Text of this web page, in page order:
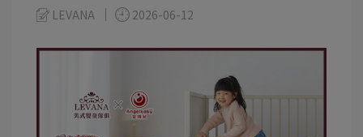
LEVANA 2026-06-12